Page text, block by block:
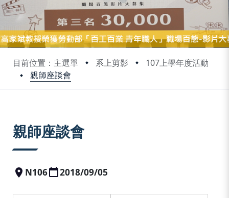
目前位置：主選單 系上剪影
107上學年度活動
親師座談會
親師座談會
N106 2018/09/05